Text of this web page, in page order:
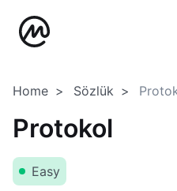
Home Sözlük
Protokol
Easy